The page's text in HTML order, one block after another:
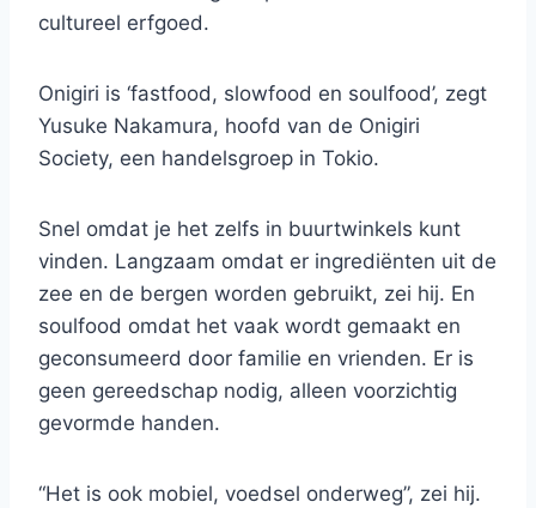
cultureel erfgoed.
Onigiri is ‘fastfood, slowfood en soulfood’, zegt
Yusuke Nakamura, hoofd van de Onigiri
Society, een handelsgroep in Tokio.
Snel omdat je het zelfs in buurtwinkels kunt
vinden. Langzaam omdat er ingrediënten uit de
zee en de bergen worden gebruikt, zei hij. En
soulfood omdat het vaak wordt gemaakt en
geconsumeerd door familie en vrienden. Er is
geen gereedschap nodig, alleen voorzichtig
gevormde handen.
“Het is ook mobiel, voedsel onderweg”, zei hij.